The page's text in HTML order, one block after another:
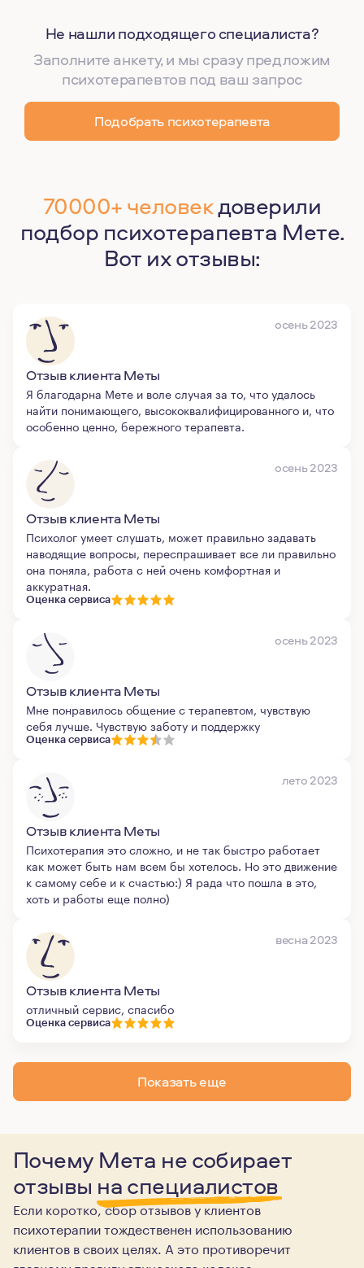
Не нашли подходящего специалиста?
Заполните анкету, и мы сразу предложим
психотерапевтов под ваш запрос
Подобрать психотерапевта
70000+ человекдоверили
подбор психотерапевта Мете.
Вот их отзывы:
осень 2023
Отзыв клиента Меты
Я благодарна Мете и воле случая за то, что удалось
найти понимающего, высококвалифицированного и, что
особенно ценно, бережного терапевта.
осень 2023
Отзыв клиента Меты
Психолог умеет слушать, может правильно задавать
наводящие вопросы, переспрашивает все ли правильно
она поняла, работа с ней очень комфортная и
аккуратная.
Оценка сервиса
осень 2023
Отзыв клиента Меты
Мне понравилось общение с терапевтом, чувствую
себя лучше. Чувствую заботу и поддержку
Оценка сервиса
лето 2023
Отзыв клиента Меты
Психотерапия это сложно, и не так быстро работает
как может быть нам всем бы хотелось. Но это движение
к самому себе и к счастью:) Я рада что пошла в это,
хоть и работы еще полно)
весна 2023
Отзыв клиента Меты
отличный сервис, спасибо
Оценка сервиса
Показать еще
Почему Мета не собирает
отзывы на специалистов
Если коротко, сбор отзывов у клиентов
психотерапии тождественен использованию
клиентов в своих целях. А это противоречит